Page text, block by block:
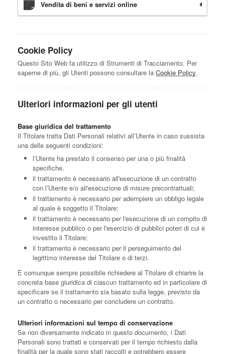
Vendita di beni e servizi online
Cookie Policy
Questo Sito Web fa utilizzo di Strumenti di Tracciamento. Per
saperne di più, gli Utenti possono consultare la Cookie Policy.
Ulteriori informazioni per gli utenti
Base giuridica del trattamento
Il Titolare tratta Dati Personali relativi all’Utente in caso sussista
una delle seguenti condizioni:
l’Utente ha prestato il consenso per una o più finalità
specifiche.
il trattamento è necessario all'esecuzione di un contratto
con l’Utente e/o all'esecuzione di misure precontrattuali;
il trattamento è necessario per adempiere un obbligo legale
al quale è soggetto il Titolare;
il trattamento è necessario per l'esecuzione di un compito di
interesse pubblico o per l'esercizio di pubblici poteri di cui è
investito il Titolare;
il trattamento è necessario per il perseguimento del
legittimo interesse del Titolare o di terzi.
È comunque sempre possibile richiedere al Titolare di chiarire la
concreta base giuridica di ciascun trattamento ed in particolare di
specificare se il trattamento sia basato sulla legge, previsto da
un contratto o necessario per concludere un contratto.
Ulteriori informazioni sul tempo di conservazione
Se non diversamente indicato in questo documento, i Dati
Personali sono trattati e conservati per il tempo richiesto dalla
finalità per la quale sono stati raccolti e potrebbero essere